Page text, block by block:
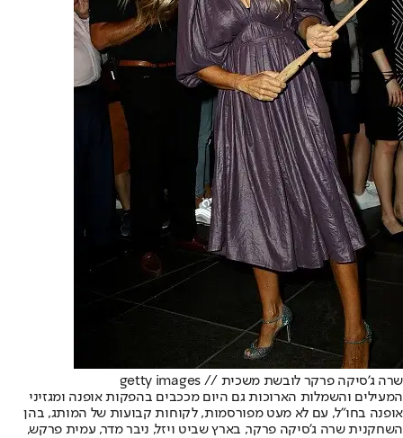
שרה ג'סיקה פרקר לובשת משכית // getty images
המעילים והשמלות הארוכות גם היום מככבים בהפקות אופנה ומגזיני
אופנה בחו"ל, עם לא מעט מפורסמות, לקוחות קבועות של המותג, בהן
השחקנית שרה ג'סיקה פרקר, בארץ שביט ויזל, ניבר מדר, עמית פרקש,